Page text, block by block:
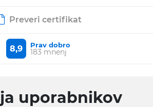
Preveri certifikat
8,9 Prav dobro
183 mnenj
uporabnikov